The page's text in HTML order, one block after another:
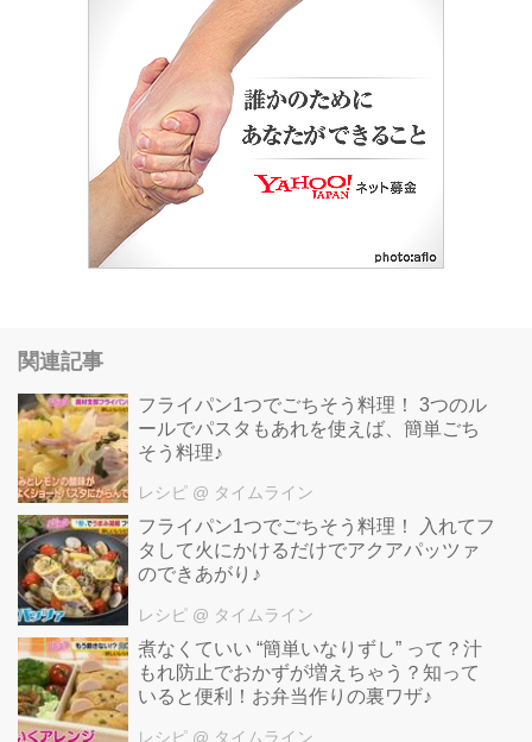
関連記事
フライパン1つでごちそう料理！ 3つのル
ールでパスタもあれを使えば、簡単ごち
そう料理♪
レシピ @ タイムライン
フライパン1つでごちそう料理！ 入れてフ
タして火にかけるだけでアクアパッツァ
のできあがり♪
レシピ @ タイムライン
煮なくていい “簡単いなりずし” って？汁
もれ防止でおかずが増えちゃう？知って
いると便利！お弁当作りの裏ワザ♪
レシピ @ タイムライン